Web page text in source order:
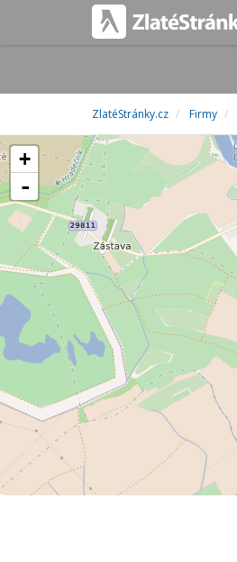
ZlatéStránky.cz Firmy
+
-